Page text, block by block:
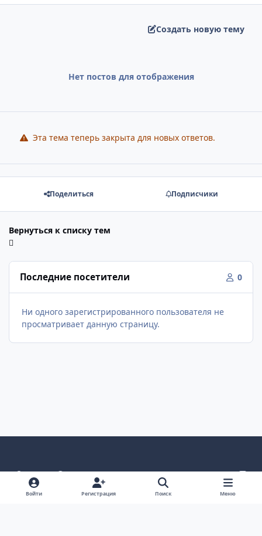
Создать новую тему
Нет постов для отображения
Эта тема теперь закрыта для новых ответов.
Поделиться Подписчики
Вернуться к списку тем
Последние посетители 0
Ни одного зарегистрированного пользователя не
просматривает данную страницу.
Светлый режим
Темный режим
Как в системе
v
k
Политика конфиденциальности
Войти Регистрация Поиск Меню